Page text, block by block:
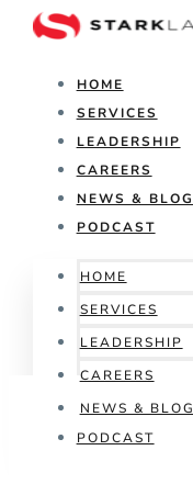
HOME
SERVICES
LEADERSHIP
CAREERS
NEWS & BLOG
PODCAST
HOME
SERVICES
LEADERSHIP
CAREERS
NEWS & BLOG
PODCAST